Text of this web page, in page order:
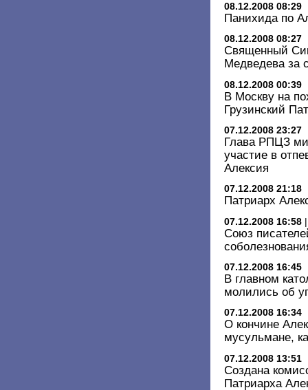
08.12.2008 08:29
Панихида по
08.12.2008 08:27
Священный
Медведева за
08.12.2008 00:39
В Москву на
Грузинский
07.12.2008 23:27
Глава РПЦЗ
участие в
Алексия
07.12.2008 21:18
Патриарх
07.12.2008 16:58
Союз
07.12.2008 16:45
В главном
молились об
07.12.2008 16:34
О кончине
мусульмане,
07.12.2008 13:51
Создана
Патриарха